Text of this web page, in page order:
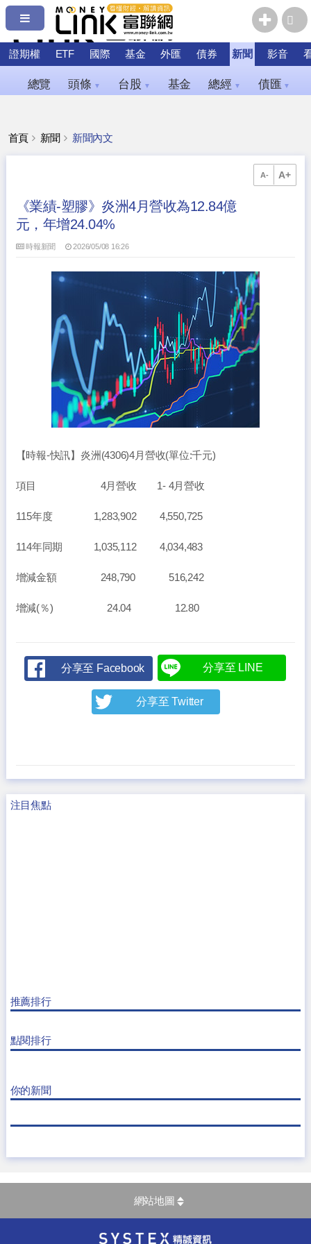
證期權 ETF 國際 基金 外匯 債券 新聞 影音
總覽 頭條 ▼ 台股 ▼ 基金 總經 ▼ 債匯 ▼
首頁 新聞 新聞內文
A- A+
《業績-塑膠》炎洲4月營收為12.84億
元，年增24.04%
時報新聞 2026/05/08 16:26
【時報-快訊】炎洲(4306)4月營收(單位:千元)
項目 4月營收 1- 4月營收
115年度 1,283,902 4,550,725
114年同期 1,035,112 4,034,483
增減金額 248,790 516,242
增減(％) 24.04 12.80
分享至 Facebook 分享至 LINE
分享至 Twitter
注目焦點
推薦排行
點閱排行
你的新聞
網站地圖